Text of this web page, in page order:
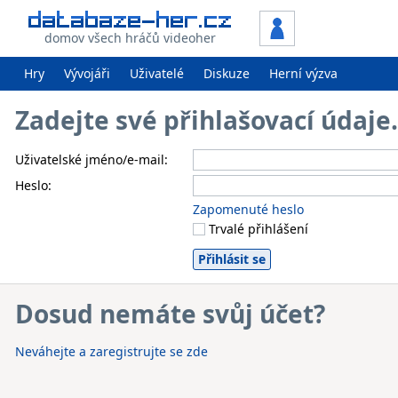
domov všech hráčů videoher
Hry Vývojáři Uživatelé Diskuze Herní výzva
Zadejte své přihlašovací
Uživatelské jméno/e-mail:
Heslo:
Zapomenuté heslo
Trvalé přihlášení
Dosud nemáte svůj účet?
Neváhejte a zaregistrujte se zde